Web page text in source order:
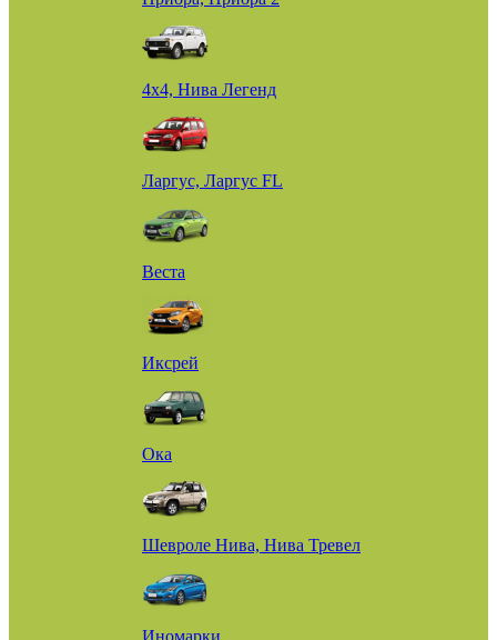
4х4, Нива Легенд
Ларгус, Ларгус FL
Веста
Иксрей
Ока
Шевроле Нива, Нива Тревел
Иномарки